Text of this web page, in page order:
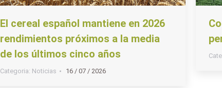
El cereal español mantiene en 2026
rendimientos próximos a la media
de los últimos cinco años
Categoria: Noticias 16 / 07 / 2026